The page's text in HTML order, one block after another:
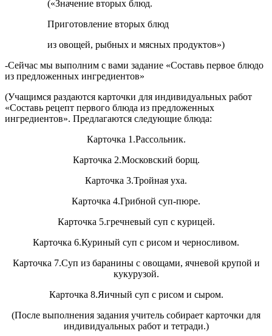
(«Значение вторых блюд.
Приготовление вторых блюд
из овощей, рыбных и мясных продуктов»)
-Сейчас мы выполним с вами задание «Составь первое блюдо
из предложенных ингредиентов»
(Учащимся раздаются карточки для индивидуальных работ
«Составь рецепт первого блюда из предложенных
ингредиентов». Предлагаются следующие блюда:
Карточка 1.Рассольник.
Карточка 2.Московский борщ.
Карточка 3.Тройная уха.
Карточка 4.Грибной суп-пюре.
Карточка 5.гречневый суп с курицей.
Карточка 6.Куриный суп с рисом и черносливом.
Карточка 7.Суп из баранины с овощами, ячневой крупой и
кукурузой.
Карточка 8.Яичный суп с рисом и сыром.
(После выполнения задания учитель собирает карточки для
индивидуальных работ и тетради.)